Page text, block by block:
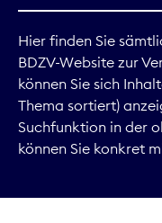
Hier finden Sie
BDZV-Website zur
können Sie sich
Thema sortiert)
Suchfunktion in der
können Sie konkret